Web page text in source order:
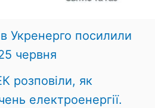
в Укренерго посилили
червня
розповіли, як
електроенергії.